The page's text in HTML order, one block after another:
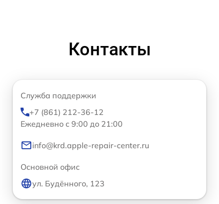
Контакты
Служба поддержки
+7 (861) 212-36-12
Ежедневно с 9:00 до 21:00
info@krd.apple-repair-center.ru
Основной офис
ул. Будённого, 123